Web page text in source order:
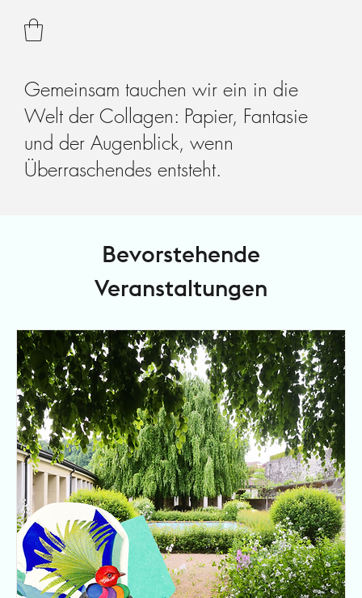
Gemeinsam tauchen wir ein in die
Welt der Collagen: Papier, Fantasie
und der Augenblick, wenn
Überraschendes entsteht.
Bevorstehende
Veranstaltungen